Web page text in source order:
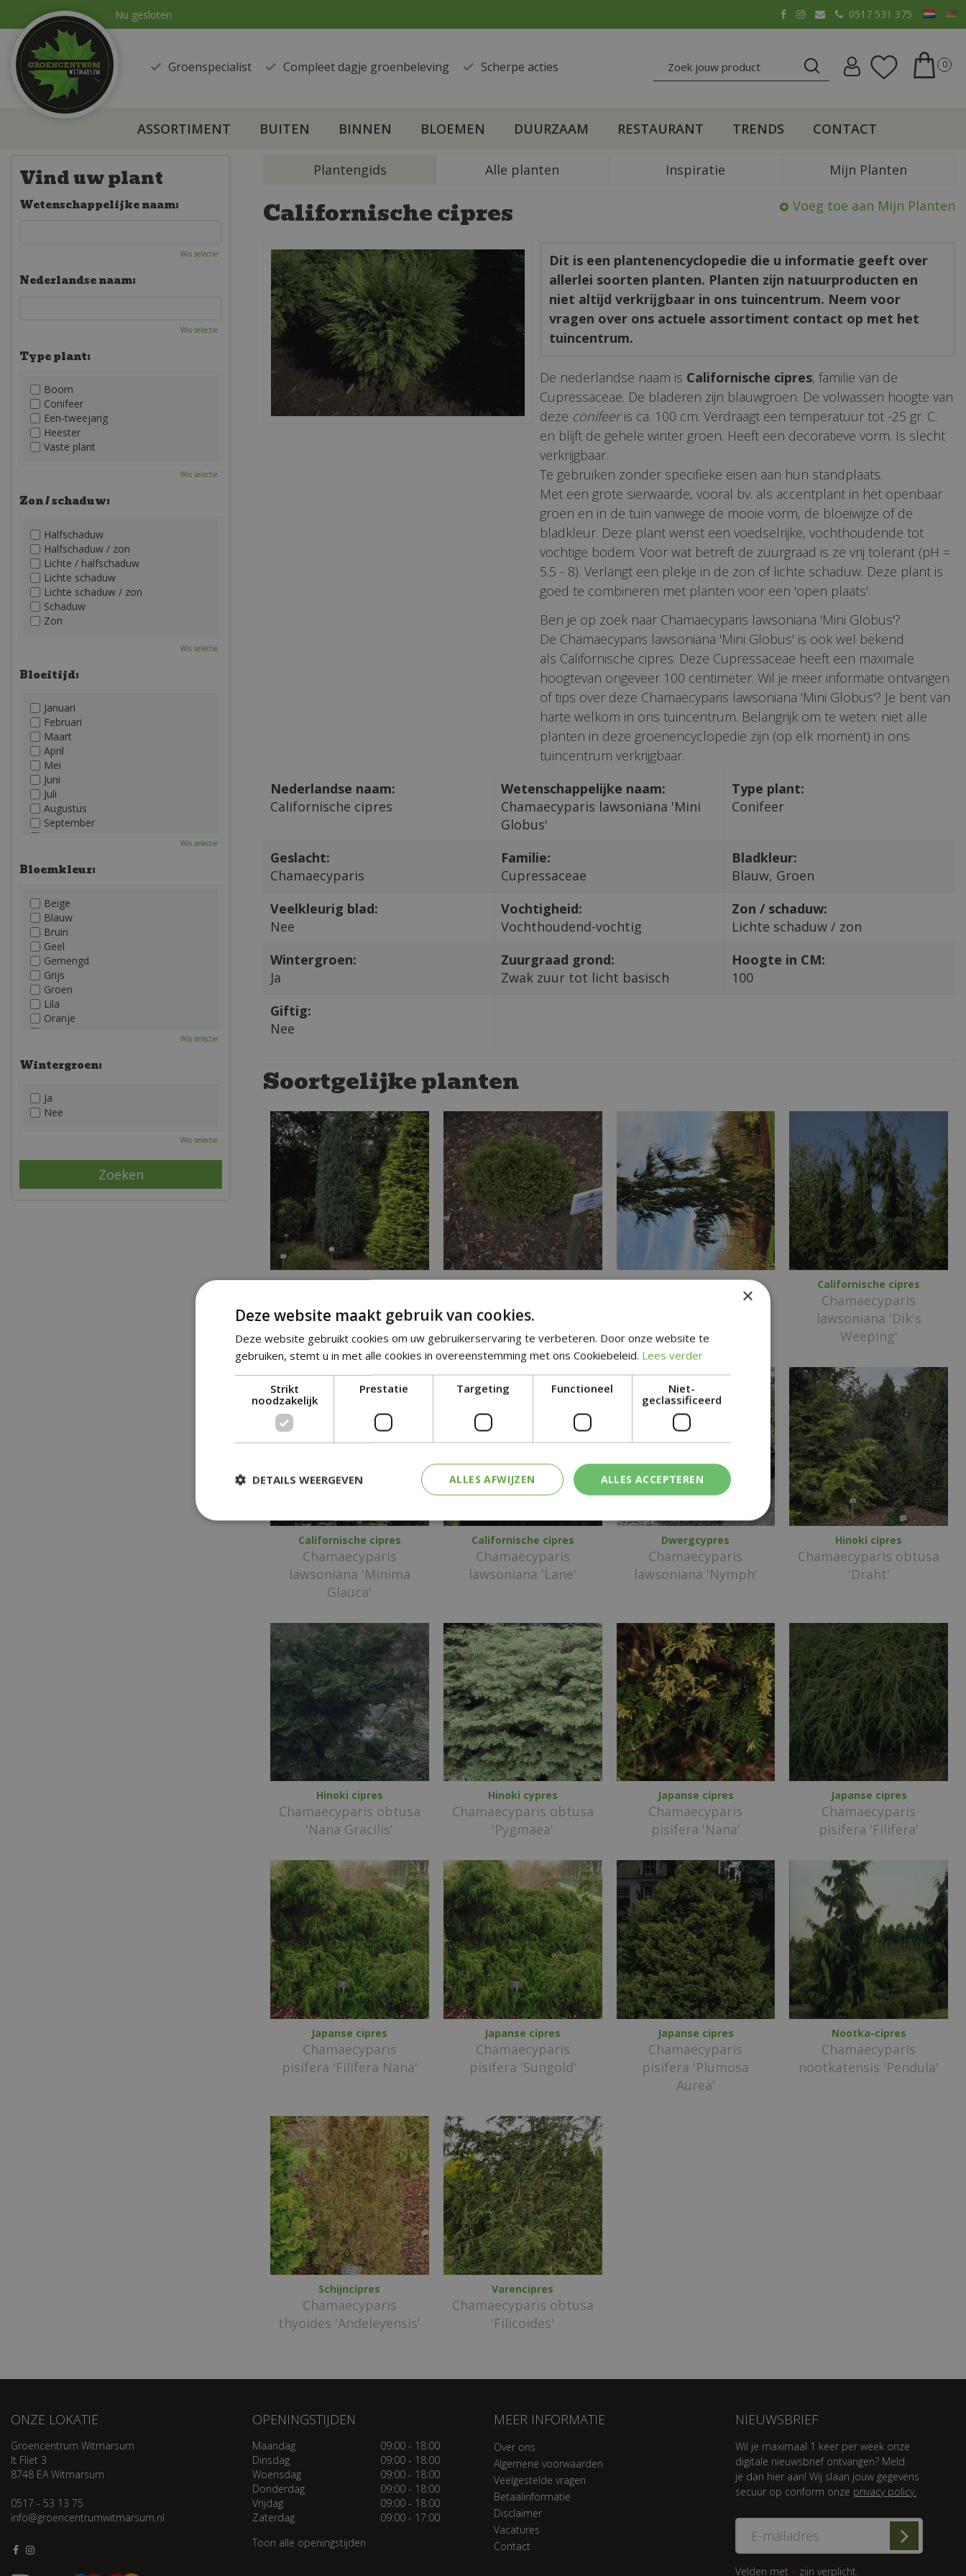
naar
content
Nu gesloten 0517 531 375
Groenspecialist ​Compleet dagje groenbeleving ​Scherpe acties
ASSORTIMENT BUITEN BINNEN BLOEMEN DUURZAAM RESTAURANT TRENDS CONTACT
Plantengids Alle planten Inspiratie Mijn Planten
Californische cipres Voeg toe aan Mijn Planten
Dit is een plantenencyclopedie die u informatie geeft over
allerlei soorten planten. Planten zijn natuurproducten en
niet altijd verkrijgbaar in ons tuincentrum. Neem voor
vragen over ons actuele assortiment contact op met het
tuincentrum.
De nederlandse naam is Californische cipres, familie van de
Cupressaceae. De bladeren zijn blauwgroen. De volwassen hoogte van
deze conifeeris ca. 100 cm. Verdraagt een temperatuur tot -25 gr. C.
en blijft de gehele winter groen. Heeft een decoratieve vorm. Is slecht
verkrijgbaar.
Te gebruiken zonder specifieke eisen aan hun standplaats.
Met een grote sierwaarde, vooral bv. als accentplant in het openbaar
groen en in de tuin vanwege de mooie vorm, de bloeiwijze of de
bladkleur. Deze plant wenst een voedselrijke, vochthoudende tot
vochtige bodem. Voor wat betreft de zuurgraad is ze vrij tolerant (pH =
5.5 - 8). Verlangt een plekje in de zon of lichte schaduw. Deze plant is
goed te combineren met planten voor een 'open plaats'.
Ben je op zoek naar Chamaecyparis lawsoniana 'Mini Globus'?
De Chamaecyparis lawsoniana 'Mini Globus' is ook wel bekend
als Californische cipres. Deze Cupressaceae heeft een maximale
hoogtevan ongeveer 100 centimeter. Wil je meer informatie ontvangen
of tips over deze Chamaecyparis lawsoniana 'Mini Globus'? Je bent van
harte welkom in ons tuincentrum. Belangrijk om te weten: niet alle
planten in deze groenencyclopedie zijn (op elk moment) in ons
tuincentrum verkrijgbaar.
Nederlandse naam:
Californische cipres
Wetenschappelijke naam:
Chamaecyparis lawsoniana 'Mini
Globus'
Type plant:
Conifeer
Geslacht:
Chamaecyparis
Familie:
Cupressaceae
Bladkleur:
Blauw, Groen
Veelkleurig blad:
Nee
Vochtigheid:
Vochthoudend-vochtig
Zon / schaduw:
Lichte schaduw / zon
Wintergroen:
Ja
Zuurgraad grond:
Zwak zuur tot licht basisch
Hoogte in CM:
100
Giftig:
Nee
Soortgelijke planten
Californische cipres
lawsoniana
'Grayswood Pillar'
Californische cipres
lawsoniana 'Globosa'
Californische cipres
Weeping'
Californische cipres
Chamaecyparis
lawsoniana 'Dik's
Weeping'
Californische cipres
Chamaecyparis
lawsoniana 'Minima
Glauca'
Californische cipres
Chamaecyparis
lawsoniana 'Lane'
Dwergcypres
Chamaecyparis
lawsoniana 'Nymph'
Hinoki cipres
Chamaecyparis obtusa
'Draht'
Hinoki cipres
Chamaecyparis obtusa
'Nana Gracilis'
Hinoki cypres
Chamaecyparis obtusa
'Pygmaea'
Japanse cipres
Chamaecyparis
pisifera 'Nana'
Japanse cipres
Chamaecyparis
pisifera 'Filifera'
Japanse cipres
Chamaecyparis
pisifera 'Filifera Nana'
Japanse cipres
Chamaecyparis
pisifera 'Sungold'
Japanse cipres
Chamaecyparis
pisifera 'Plumosa
Aurea'
Nootka-cipres
Chamaecyparis
nootkatensis 'Pendula'
Schijncipres
Chamaecyparis
thyoides 'Andeleyensis'
Varencipres
Chamaecyparis obtusa
'Filicoides'
Vind uw plant
Wetenschappelijke naam:
Wis selectie
Nederlandse naam:
Wis selectie
Type plant:
Boom
Conifeer
Een-tweejarig
Heester
Vaste plant
Wis selectie
Zon / schaduw:
Halfschaduw
Halfschaduw / zon
Lichte / halfschaduw
Lichte schaduw
Lichte schaduw / zon
Schaduw
Zon
Wis selectie
Bloeitijd:
Januari
Februari
Maart
April
Mei
Juni
Juli
Augustus
September
December
Wis selectie
Bloemkleur:
Beige
Blauw
Bruin
Geel
Gemengd
Grijs
Groen
Lila
Oranje
Roze
Wis selectie
Wintergroen:
Ja
Nee
Wis selectie
ONZE LOKATIE
Groencentrum Witmarsum
It Fliet 3
8748 EA Witmarsum
0517 - 53 13 75
info@groencentrumwitmarsum.nl
OPENINGSTIJDEN
Maandag
09:00 - 18:00
Dinsdag
09:00 - 18:00
Woensdag
09:00 - 18:00
Donderdag
09:00 - 18:00
Vrijdag
09:00 - 18:00
Zaterdag
09:00 - 17:00
Toon alle openingstijden
MEER INFORMATIE
Over ons
Algemene voorwaarden
Veelgestelde vragen
Betaalinformatie
Disclaimer
Vacatures
Contact
NIEUWSBRIEF
Wil je maximaal 1 keer per week onze
digitale nieuwsbrief ontvangen? Meld
je dan hier aan! Wij slaan jouw gegevens
secuur op conform onze privacy policy.
Velden met zijn verplicht.
×
Deze website maakt gebruik van cookies.
Deze website gebruikt cookies om uw gebruikerservaring te verbeteren. Door onze website te
gebruiken, stemt u in met alle cookies in overeenstemming met ons Cookiebeleid. Lees verder
Strikt
noodzakelijk
Prestatie Targeting Functioneel
Niet-
geclassificeerd
ALLES ACCEPTEREN
ALLES AFWIJZEN
DETAILS WEERGEVEN